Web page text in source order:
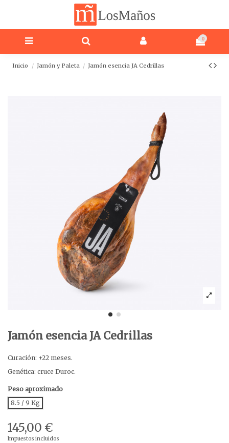
0
Inicio Jamón y Paleta Jamón esencia JA Cedrillas
Jamón esencia JA Cedrillas
Curación: +22 meses.
Genética: cruce Duroc.
Peso aproximado
8.5 / 9 Kg
145,00 €
Impuestos incluidos